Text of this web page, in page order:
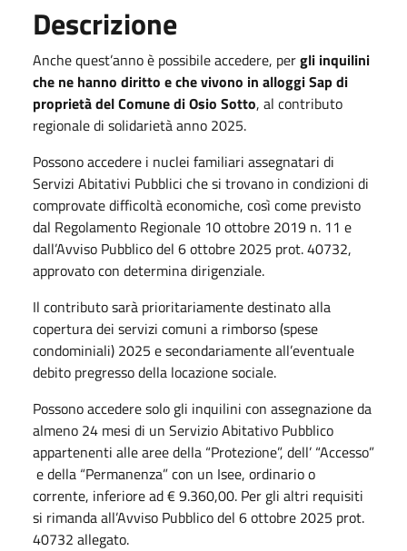
Descrizione
Anche quest’anno è possibile accedere, pergli inquilini
che ne hanno diritto e che vivono in alloggi Sap di
proprietà del Comune di Osio Sotto, al contributo
regionale di solidarietà anno 2025.
Possono accedere i nuclei familiari assegnatari di
Servizi Abitativi Pubblici che si trovano in condizioni di
comprovate difficoltà economiche, così come previsto
dal Regolamento Regionale 10 ottobre 2019 n. 11 e
dall’Avviso Pubblico del 6 ottobre 2025 prot. 40732,
approvato con determina dirigenziale.
Il contributo sarà prioritariamente destinato alla
copertura dei servizi comuni a rimborso (spese
condominiali) 2025 e secondariamente all’eventuale
debito pregresso della locazione sociale.
Possono accedere solo gli inquilini con assegnazione da
almeno 24 mesi di un Servizio Abitativo Pubblico
appartenenti alle aree della “Protezione”, dell’ “Accesso”
e della “Permanenza” con un Isee, ordinario o
corrente, inferiore ad € 9.360,00. Per gli altri requisiti
si rimanda all’Avviso Pubblico del 6 ottobre 2025 prot.
40732 allegato.